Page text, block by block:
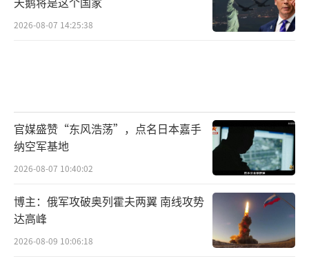
2026-08-07 14:25:38
官媒盛赞“东风浩荡”，点名日本嘉手
纳空军基地
2026-08-07 10:40:02
博主：俄军攻破奥列霍夫两翼 南线攻势
达高峰
2026-08-09 10:06:18